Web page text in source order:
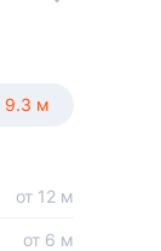
9.3 м
от 6 м
от 12 м